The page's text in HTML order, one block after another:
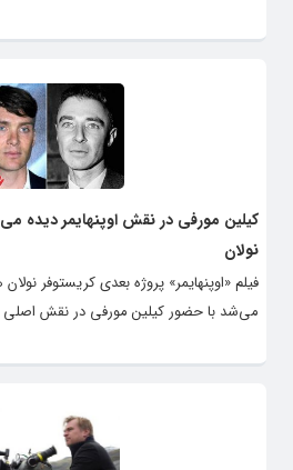
کیلین مورفی در نقش اوپنهایمر دیده
نولان
فیلم «اوپنهایمر» پروژه بعدی کریستوفر
می‌شد با حضور کیلین مورفی در نقش